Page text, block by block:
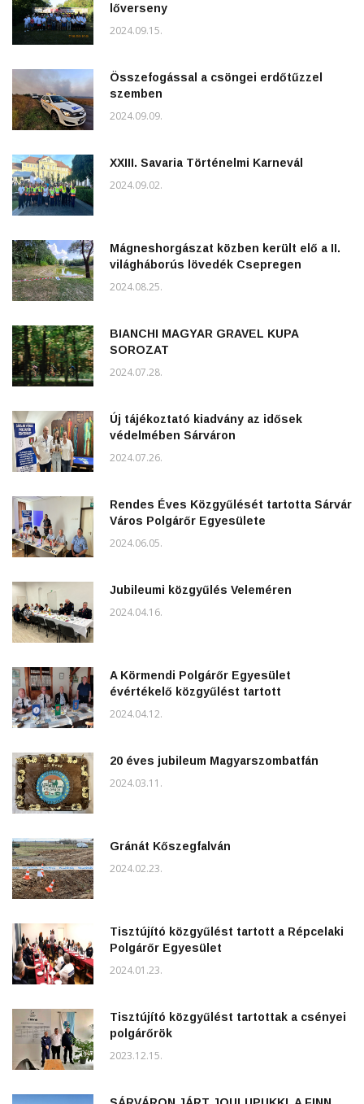
lőverseny
2024.09.15.
Összefogással a csöngei erdőtűzzel
szemben
2024.09.09.
XXIII. Savaria Történelmi Karnevál
2024.09.02.
Mágneshorgászat közben került elő a II.
világháborús lövedék Csepregen
2024.08.25.
BIANCHI MAGYAR GRAVEL KUPA
SOROZAT
2024.07.28.
Új tájékoztató kiadvány az idősek
védelmében Sárváron
2024.07.26.
Rendes Éves Közgyűlését tartotta Sárvár
Város Polgárőr Egyesülete
2024.06.05.
Jubileumi közgyűlés Veleméren
2024.04.16.
A Körmendi Polgárőr Egyesület
évértékelő közgyűlést tartott
2024.04.12.
20 éves jubileum Magyarszombatfán
2024.03.11.
Gránát Kőszegfalván
2024.02.23.
Tisztújító közgyűlést tartott a Répcelaki
Polgárőr Egyesület
2024.01.23.
Tisztújító közgyűlést tartottak a csényei
polgárőrök
2023.12.15.